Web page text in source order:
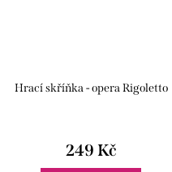
Hrací skříňka - opera Rigoletto
249 Kč